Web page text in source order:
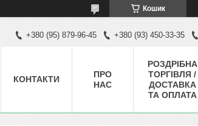
Кошик
+380 (95) 879-96-45 +380 (93) 450-33-35
КОНТАКТИ
ПРО
НАС
РОЗДРІБНА
ТОРГІВЛЯ /
ДОСТАВКА
ТА ОПЛАТА